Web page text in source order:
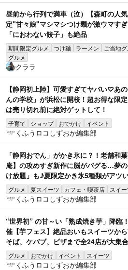
昼前から行列で満車（泣）【森町の人
定"甘々娘"マシマシつけ麺が激ウマすぎ
「におわない餃子」も絶品
期間限定グルメ つけ麺 ラーメン
ご当地
グルメ
クララ
【静岡初上陸】可愛すぎてヤバい♡あ
んの学校」が浜松に開校！超お得な限
は売り切れ前に絶対ゲットして！
子育て ショップ おでかけ イベント
くふうロコしずおか編集部
「静岡おでん」がかき氷に？！老舗和
庵】の攻めすぎ新作に脳がバグる…夢
け放題」も♪夏限定かき氷5種類がアツ
グルメ 夏スイーツ カフェ・喫茶店 スイ
くふうロコしずおか編集部
“世界初” の甘～い「熟成焼き芋」降臨
催【芋フェス】絶品おいもスイーツか
そば、ケバブ、ピザまで全24店が大集合
グルメ おでかけ イベント スイーツ
くふうロコしずおか編集部